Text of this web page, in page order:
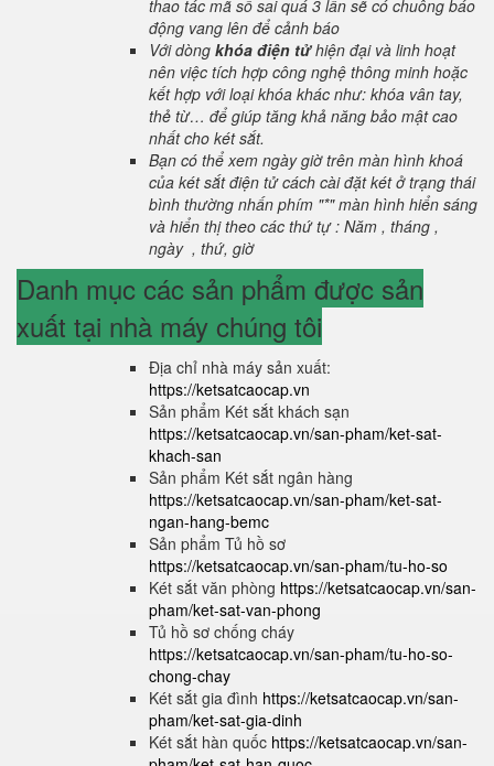
thao tác mã số sai quá 3 lần sẽ có chuông báo
động vang lên để cảnh báo
Với dòng khóa điện tửhiện đại và linh hoạt
nên việc tích hợp công nghệ thông minh hoặc
kết hợp với loại khóa khác như: khóa vân tay,
thẻ từ… để giúp tăng khả năng bảo mật cao
nhất cho két sắt.
Bạn có thể xem ngày giờ trên màn hình khoá
của két sắt điện tử cách cài đặt két ở trạng thái
bình thường nhấn phím "*" màn hình hiển sáng
và hiển thị theo các thứ tự : Năm , tháng ,
ngày , thứ, giờ
Danh mục các sản phẩm được sản
xuất tại nhà máy chúng tôi
Địa chỉ nhà máy sản xuất:
https://ketsatcaocap.vn
Sản phẩm Két sắt khách sạn
https://ketsatcaocap.vn/san-pham/ket-sat-
khach-san
Sản phẩm Két sắt ngân hàng
https://ketsatcaocap.vn/san-pham/ket-sat-
ngan-hang-bemc
Sản phẩm Tủ hồ sơ
https://ketsatcaocap.vn/san-pham/tu-ho-so
Két sắt văn phòng https://ketsatcaocap.vn/san-
pham/ket-sat-van-phong
Tủ hồ sơ chống cháy
https://ketsatcaocap.vn/san-pham/tu-ho-so-
chong-chay
Két sắt gia đình https://ketsatcaocap.vn/san-
pham/ket-sat-gia-dinh
Két sắt hàn quốc https://ketsatcaocap.vn/san-